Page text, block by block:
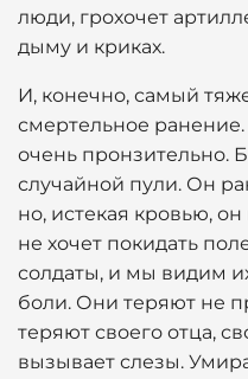
люди, грохочет
дыму и криках.
И, конечно, самый
смертельное
очень пронзительно.
случайной пули. Он
но, истекая кровью,
не хочет покидать
солдаты, и мы видим
боли. Они теряют не
теряют своего отца,
вызывает слезы.